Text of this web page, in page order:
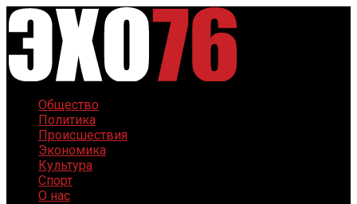
Общество
Политика
Происшествия
Экономика
Культура
Спорт
О нас